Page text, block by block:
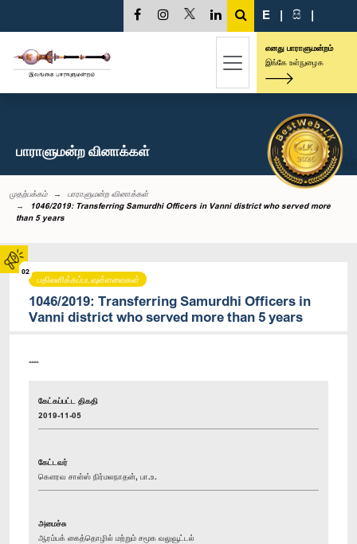
02
E | සි |
எனது பாராளுமன்றம்
இங்கே உள்நுழைக
பாராளுமன்ற வினாக்கள்
முதற்பக்கம்
பாராளுமன்ற வினாக்கள்
1046/2019: Transferring Samurdhi Officers in Vanni district who served more
than 5 years
பதிலளிக்கப்படவுள்ளவைகள்
1046/2019: Transferring Samurdhi Officers in
Vanni district who served more than 5 years
----
கேட்கப்பட்ட திகதி
2019-11-05
கேட்டவர்
கௌரவ சாள்ஸ் நிர்மலநாதன், பா.உ.
அமைச்சு
ஆரம்பக் கைத்தொழில் மற்றும் சமூக வலுவூட்டல்